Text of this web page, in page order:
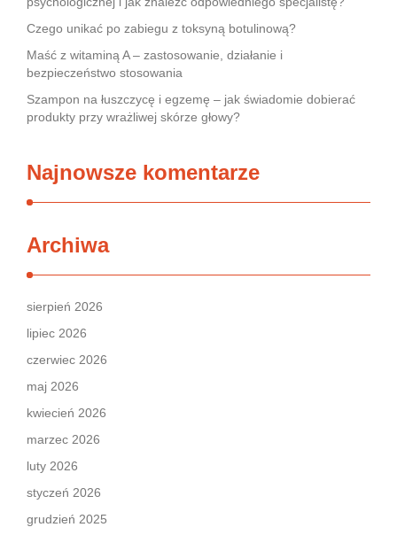
Czego unikać po zabiegu z toksyną botulinową?
Maść z witaminą A – zastosowanie, działanie i
bezpieczeństwo stosowania
Szampon na łuszczycę i egzemę – jak świadomie dobierać
produkty przy wrażliwej skórze głowy?
Najnowsze komentarze
Archiwa
sierpień 2026
lipiec 2026
czerwiec 2026
maj 2026
kwiecień 2026
marzec 2026
luty 2026
styczeń 2026
grudzień 2025